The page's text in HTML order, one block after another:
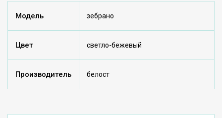
Модель зебрано
Цвет светло-бежевый
Производитель белост